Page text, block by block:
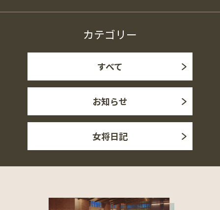
カテゴリー
すべて
お知らせ
女将日記